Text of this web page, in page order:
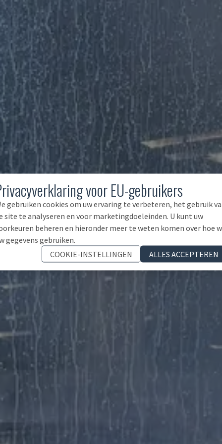
voor EU-gebruikers
gebruiken cookies om uw ervaring te verbeteren, het gebruik
site te analyseren en voor marketingdoeleinden. U kunt uw
beheren en hieronder meer te weten komen over hoe
gegevens gebruiken.
COOKIE-INSTELLINGEN
ALLES ACCEPTEREN